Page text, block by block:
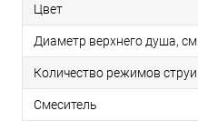
Цвет
Диаметр верхнего душа, см
Количество режимов струи
Смеситель